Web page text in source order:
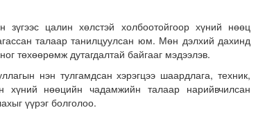
цалин хөлстэй холбоотойгоор хүний нөөц
талаар танилцуулсан юм. Мөн дэлхий дахинд
төхөөрөмж дутагдалтай байгааг мэдээлэв.
нэн тулгамдсан хэрэгцээ шаардлага, техник,
хүний нөөцийн чадамжийн талаар нарийвчилсан
үүрэг болголоо.